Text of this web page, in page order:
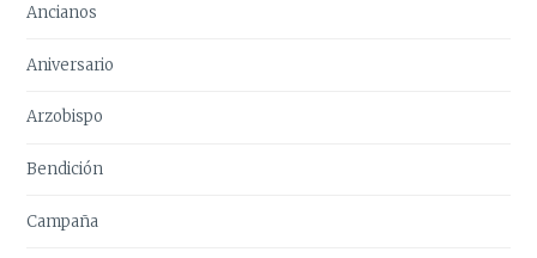
Ancianos
Aniversario
Arzobispo
Bendición
Campaña